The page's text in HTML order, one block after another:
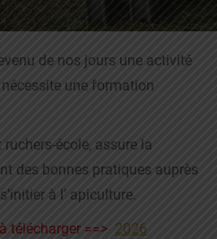
de nos jours une activité
une formation
ruchers-école, assure la
des bonnes pratiques auprès
à l’ apiculture.
télécharger ==> 2026